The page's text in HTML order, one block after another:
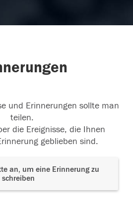
und Erinnerungen sollte man
teilen.
die Ereignisse, die Ihnen
geblieben sind.
an, um eine Erinnerung zu
schreiben